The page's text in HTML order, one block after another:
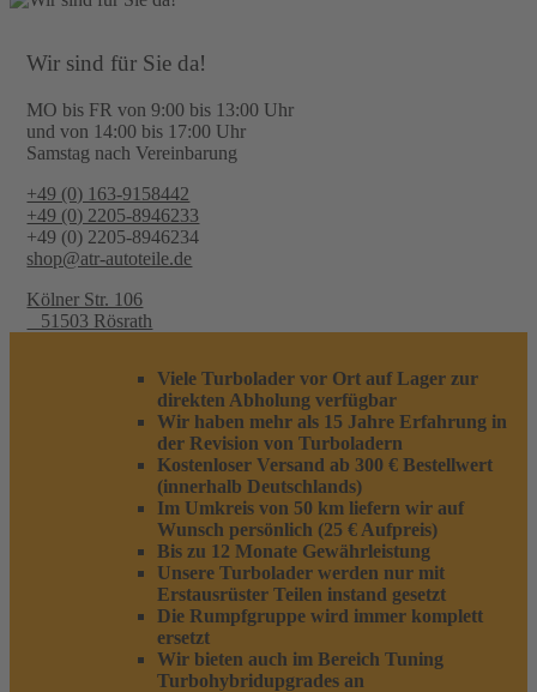
Wir sind für Sie da!
MO bis FR von 9:00 bis 13:00 Uhr
und von 14:00 bis 17:00 Uhr
Samstag nach Vereinbarung
+49 (0) 163-9158442
+49 (0) 2205-8946233
+49 (0) 2205-8946234
shop@atr-autoteile.de
Kölner Str. 106
51503 Rösrath
Viele Turbolader vor Ort auf Lager zur
direkten Abholung verfügbar
Wir haben mehr als 15 Jahre Erfahrung in
der Revision von Turboladern
Kostenloser Versand ab 300 € Bestellwert
(innerhalb Deutschlands)
Im Umkreis von 50 km liefern wir auf
Wunsch persönlich (25 € Aufpreis)
Bis zu 12 Monate Gewährleistung
Unsere Turbolader werden nur mit
Erstausrüster Teilen instand gesetzt
Die Rumpfgruppe wird immer komplett
ersetzt
Wir bieten auch im Bereich Tuning
Turbohybridupgrades an